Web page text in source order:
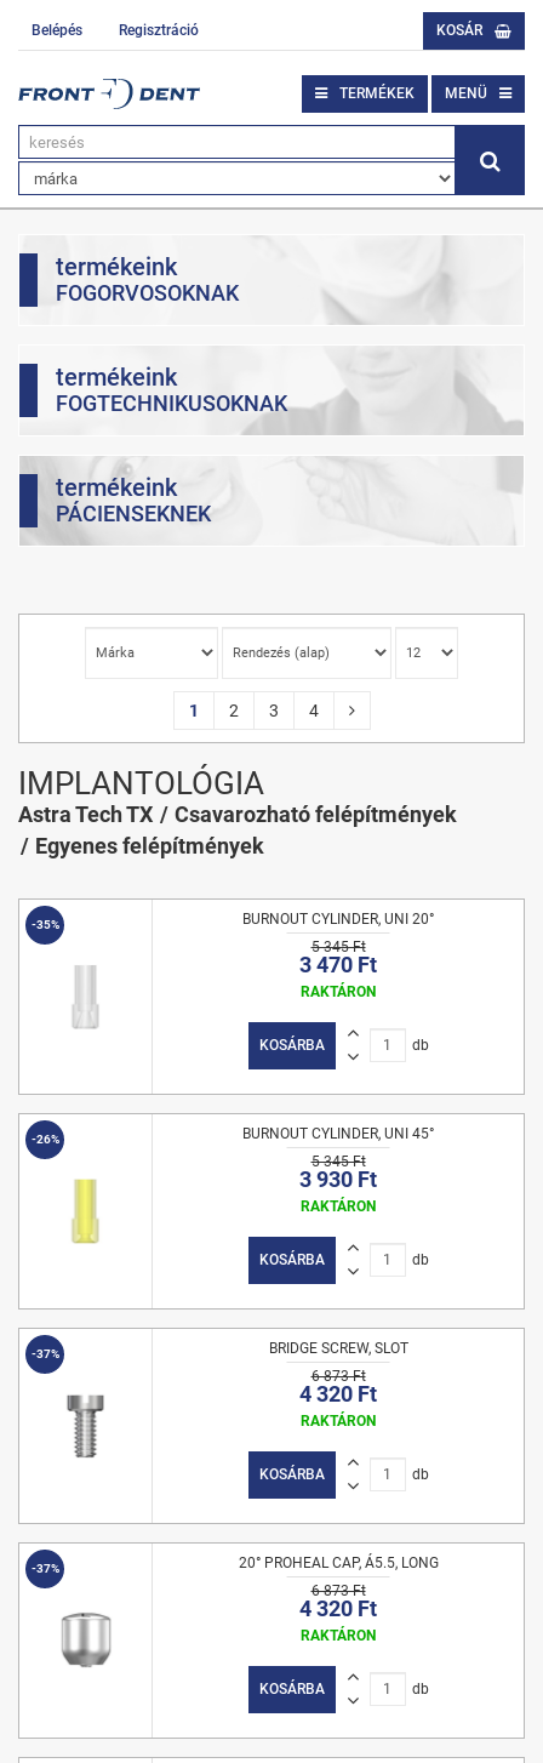
Belépés Regisztráció KOSÁR
TERMÉKEK MENÜ
termékeink
FOGORVOSOKNAK
termékeink
FOGTECHNIKUSOKNAK
termékeink
PÁCIENSEKNEK
1 2 3 4
IMPLANTOLÓGIA
Astra Tech TX
Csavarozható felépítmények
Egyenes felépítmények
-35%
BURNOUT CYLINDER, UNI 20°
5 345 Ft
3 470 Ft
RAKTÁRON
KOSÁRBA db
-26%
BURNOUT CYLINDER, UNI 45°
5 345 Ft
3 930 Ft
RAKTÁRON
KOSÁRBA db
-37%
BRIDGE SCREW, SLOT
6 873 Ft
4 320 Ft
RAKTÁRON
KOSÁRBA db
-37%
20° PROHEAL CAP, Á5.5, LONG
6 873 Ft
4 320 Ft
RAKTÁRON
KOSÁRBA db